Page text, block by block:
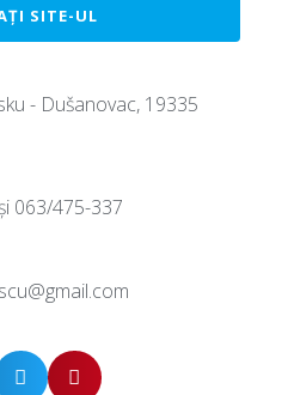
SITE-UL
- Dušanovac, 19335
063/475-337